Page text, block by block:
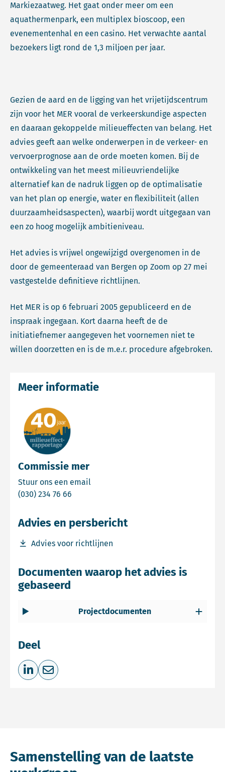
Markiezaatweg. Het gaat onder meer om een
aquathermenpark, een multiplex bioscoop, een
evenementenhal en een casino. Het verwachte aantal
bezoekers ligt rond de 1,3 miljoen per jaar.
Gezien de aard en de ligging van het vrijetijdscentrum
zijn voor het MER vooral de verkeerskundige aspecten
en daaraan gekoppelde milieueffecten van belang. Het
advies geeft aan welke onderwerpen in de verkeer- en
vervoerprognose aan de orde moeten komen. Bij de
ontwikkeling van het meest milieuvriendelijke
alternatief kan de nadruk liggen op de optimalisatie
van het plan op energie, water en flexibiliteit (allen
duurzaamheidsaspecten), waarbij wordt uitgegaan van
een zo hoog mogelijk ambitieniveau.
Het advies is vrijwel ongewijzigd overgenomen in de
door de gemeenteraad van Bergen op Zoom op 27 mei
vastgestelde definitieve richtlijnen.
Het MER is op 6 februari 2005 gepubliceerd en de
inspraak ingegaan. Kort daarna heeft de de
initiatiefnemer aangegeven het voornemen niet te
willen doorzetten en is de m.e.r. procedure afgebroken.
Commissie mer
Stuur ons een email
(030) 234 76 66
Meer informatie
Advies en persbericht
Advies voor richtlijnen
Download bestand Advies voor richtlijnen
Documenten waarop het advies is
gebaseerd
Projectdocumenten
Deel
Deel op LinkedIn
Deel via e-mail
Samenstelling van de laatste